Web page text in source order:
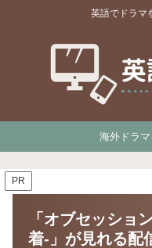
英語でドラマ
海外ドラマ
PR
「オブセッショ
着-」が見れる配